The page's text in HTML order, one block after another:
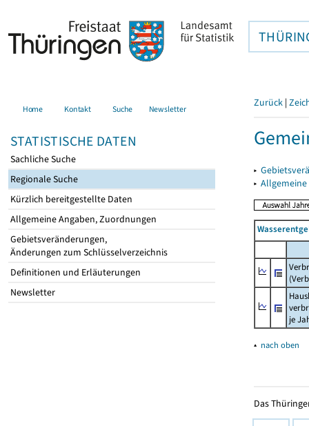
Home Kontakt Suche Newsletter
STATISTISCHE DATEN
Sachliche Suche
Regionale Suche
Kürzlich bereitgestellte Daten
Allgemeine Angaben, Zuordnungen
Gebietsveränderungen,
Änderungen zum Schlüsselverzeichnis
Definitionen und Erläuterungen
Newsletter
Zurück |
▸
▸
je
▴ nach oben
Das